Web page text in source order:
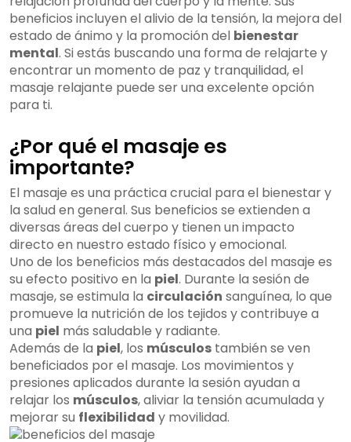
beneficios incluyen el alivio de la tensión, la mejora del
estado de ánimo y la promoción del bienestar
mental. Si estás buscando una forma de relajarte y
encontrar un momento de paz y tranquilidad, el
masaje relajante puede ser una excelente opción
para ti.
¿Por qué el masaje es
importante?
El masaje es una práctica crucial para el bienestar y
la salud en general. Sus beneficios se extienden a
diversas áreas del cuerpo y tienen un impacto
directo en nuestro estado físico y emocional.
Uno de los beneficios más destacados del masaje es
su efecto positivo en la piel. Durante la sesión de
masaje, se estimula la circulación sanguínea, lo que
promueve la nutrición de los tejidos y contribuye a
una piel más saludable y radiante.
Además de la piel, los músculos también se ven
beneficiados por el masaje. Los movimientos y
presiones aplicados durante la sesión ayudan a
relajar los músculos, aliviar la tensión acumulada y
mejorar su flexibilidad y movilidad.